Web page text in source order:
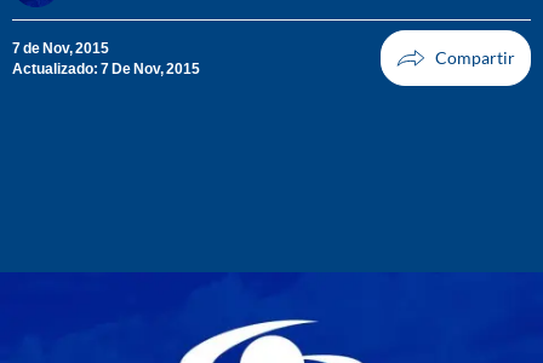
7 de Nov, 2015
Actualizado: 7 De Nov, 2015